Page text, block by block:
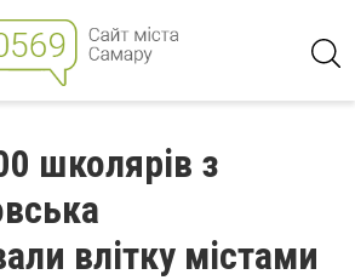
школярів з
влітку містами